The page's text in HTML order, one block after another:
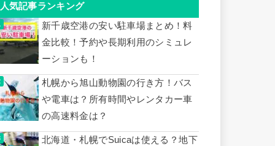
人気記事ランキング
新千歳空港の安い駐車場まとめ！料
金比較！予約や長期利用のシミュレ
ーションも！
札幌から旭山動物園の行き方！バス
や電車は？所有時間やレンタカー車
の高速料金は？
北海道・札幌でSuicaは使える？地下